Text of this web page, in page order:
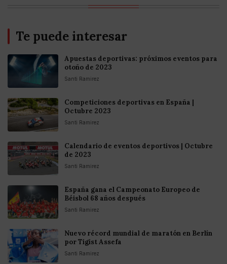
Te puede interesar
Apuestas deportivas: próximos eventos para
otoño de 2023
Santi Ramirez
Competiciones deportivas en España |
Octubre 2023
Santi Ramirez
Calendario de eventos deportivos | Octubre
de 2023
Santi Ramirez
España gana el Campeonato Europeo de
Béisbol 68 años después
Santi Ramirez
Nuevo récord mundial de maratón en Berlín
por Tigist Assefa
Santi Ramirez